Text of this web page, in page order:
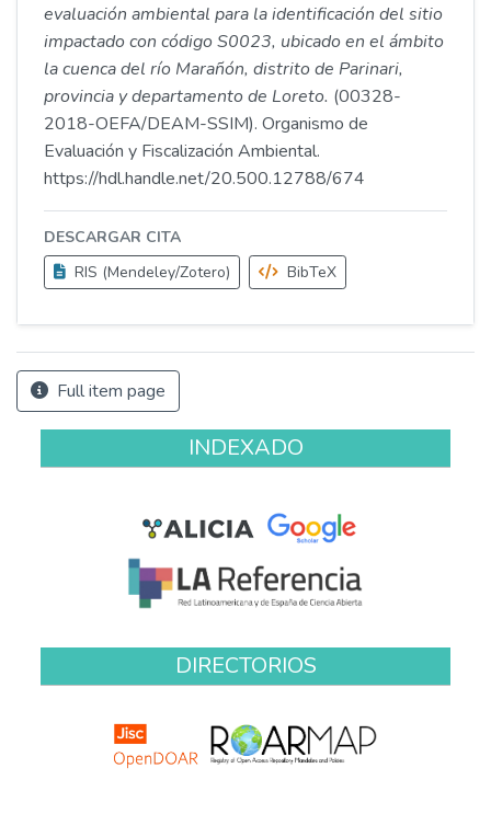
evaluación ambiental para la identificación del sitio
impactado con código S0023, ubicado en el ámbito
la cuenca del río Marañón, distrito de Parinari,
provincia y departamento de Loreto. (00328-
2018-OEFA/DEAM-SSIM). Organismo de
Evaluación y Fiscalización Ambiental.
https://hdl.handle.net/20.500.12788/674
DESCARGAR CITA
RIS (Mendeley/Zotero)
BibTeX
Full item page
INDEXADO
DIRECTORIOS